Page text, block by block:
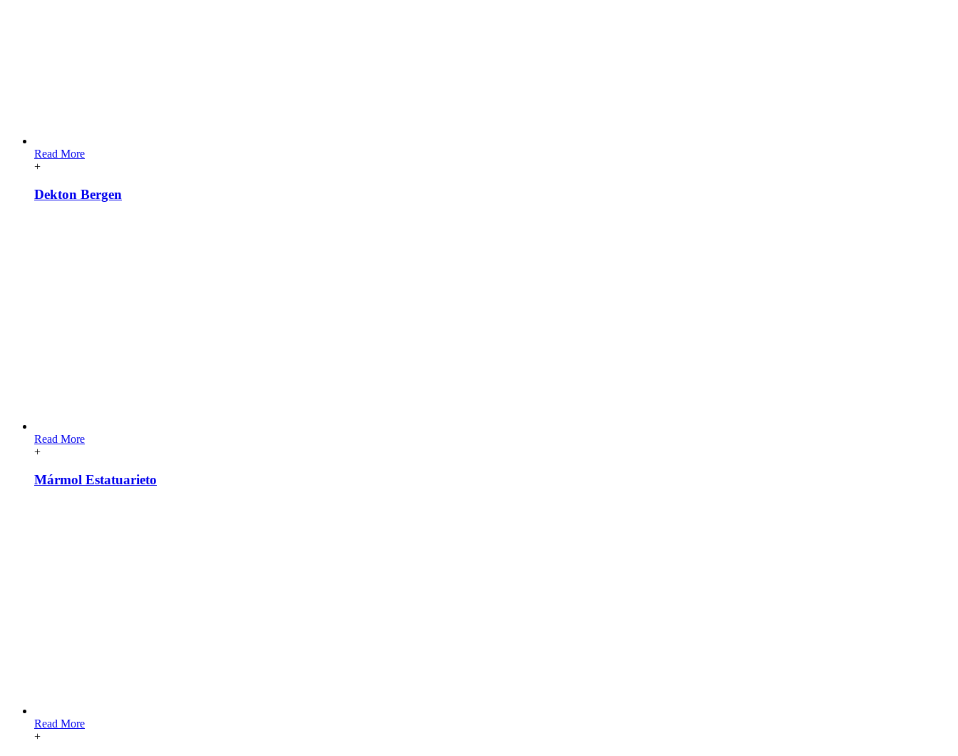
Read More
+
Dekton Bergen
Read More
+
Mármol Estatuarieto
Read More
+